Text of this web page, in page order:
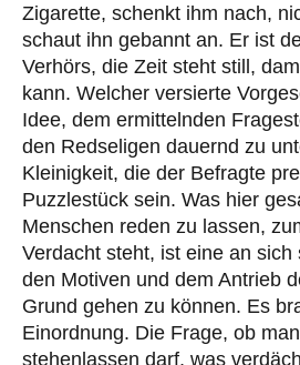
Zigarette, schenkt ihm nach,
schaut ihn gebannt an. Er ist
Verhörs, die Zeit steht still,
kann. Welcher versierte
Idee, dem ermittelnden
den Redseligen dauernd zu
Kleinigkeit, die der Befragte
Puzzlestück sein. Was hier
Menschen reden zu lassen,
Verdacht steht, ist eine an sich
den Motiven und dem Antrieb
Grund gehen zu können. Es
Einordnung. Die Frage, ob
stehenlassen darf, was